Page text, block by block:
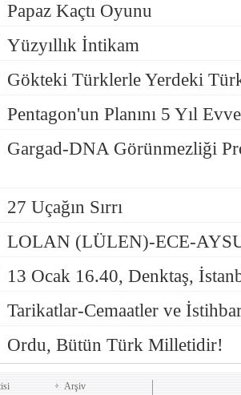
Papaz Kaçtı Oyunu
Yüzyıllık İntikam
Gökteki Türklerle Yerdeki
Pentagon'un Planını 5 Yıl
Gargad-DNA Görünmezliği
27 Uçağın Sırrı
LOLAN (LÜLEN)-ECE-
13 Ocak 16.40, Denktaş,
Tarikatlar-Cemaatler ve
Ordu, Bütün Türk Milletidir!
Arşiv